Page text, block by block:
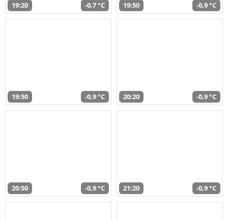
19:20 -0,7 °C 19:50 -0,9 °C
19:50 -0,9 °C 20:20 -0,9 °C
20:50 -0,9 °C 21:20 -0,9 °C